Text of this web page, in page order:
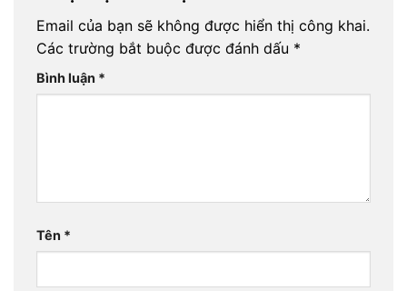
Email của bạn sẽ không được hiển thị công khai.
Các trường bắt buộc được đánh dấu *
Bình luận *
Tên *